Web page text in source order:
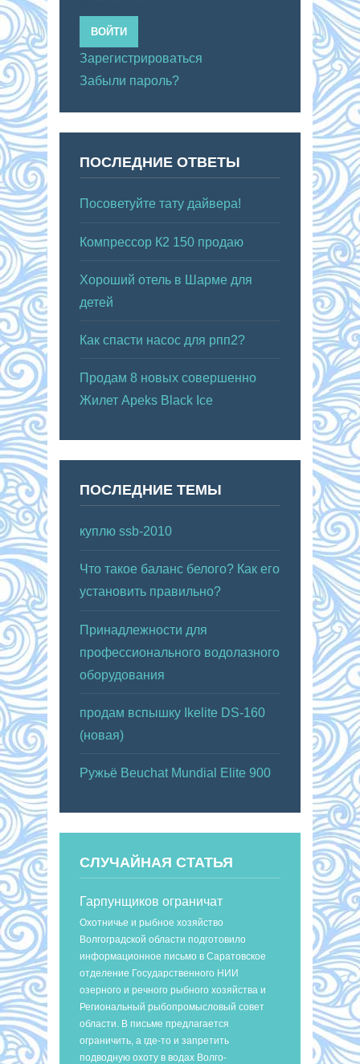
ВОЙТИ
Зарегистрироваться
Забыли пароль?
ПОСЛЕДНИЕ ОТВЕТЫ
Посоветуйте тату дайвера!
Компрессор К2 150 продаю
Хороший отель в Шарме для
детей
Как спасти насос для рпп2?
Продам 8 новых совершенно
Жилет Apeks Black Ice
ПОСЛЕДНИЕ ТЕМЫ
куплю ssb-2010
Что такое баланс белого? Как его
установить правильно?
Принадлежности для
профессионального водолазного
оборудования
продам вспышку Ikelite DS-160
(новая)
Ружьё Beuchat Mundial Elite 900
СЛУЧАЙНАЯ СТАТЬЯ
Гарпунщиков ограничат
Охотничье и рыбное хозяйство
Волгоградской области подготовило
информационное письмо в Саратовское
отделение Государственного НИИ
озерного и речного рыбного хозяйства и
Региональный рыбопромысловый совет
области. В письме предлагается
ограничить, а где-то и запретить
подводную охоту в водах Волго-